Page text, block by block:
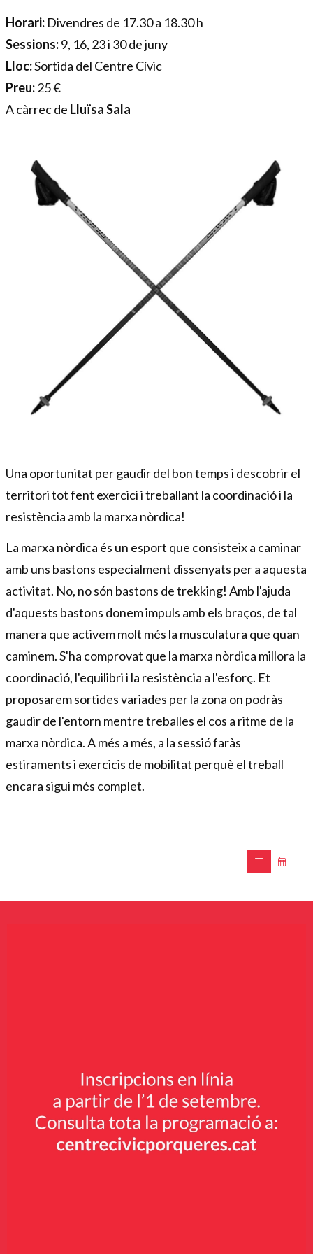
Horari: Divendres de 17.30 a 18.30 h
Sessions:9, 16, 23 i 30 de juny
Lloc:Sortida del Centre Cívic
Preu:25 €
A càrrec de Lluïsa Sala
Una oportunitat per gaudir del bon temps i descobrir el
territori tot fent exercici i treballant la coordinació i la
resistència amb la marxa nòrdica!
La marxa nòrdica és un esport que consisteix a caminar
amb uns bastons especialment dissenyats per a aquesta
activitat. No, no són bastons de trekking! Amb l'ajuda
d'aquests bastons donem impuls amb els braços, de tal
manera que activem molt més la musculatura que quan
caminem. S'ha comprovat que la marxa nòrdica millora la
coordinació, l'equilibri i la resistència a l'esforç. Et
proposarem sortides variades per la zona on podràs
gaudir de l'entorn mentre treballes el cos a ritme de la
marxa nòrdica. A més a més, a la sessió faràs
estiraments i exercicis de mobilitat perquè el treball
encara sigui més complet.